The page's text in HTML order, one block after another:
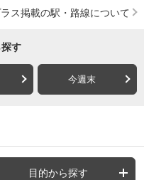
ス掲載の駅・路線について
す
今週末
目的から探す